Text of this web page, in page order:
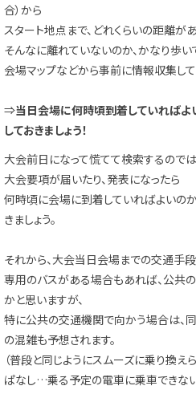
合）から
スタート地点まで、どれくらいの距離が
そんなに離れていないのか、かなり歩
会場マップなどから事前に情報収集して
⇒当日会場に何時頃到着していれば
しておきましょう！
大会前日になって慌てて検索するのでは
大会要項が届いたり、発表になったら
何時頃に会場に到着していればよいの
きましょう。
それから、大会当日会場までの交通手段
専用のバスがある場合もあれば、公共
かと思いますが、
特に公共の交通機関で向かう場合は、
の混雑も予想されます。
（普段と同じようにスムーズに乗り換え
ぱなし…乗る予定の電車に乗車できな